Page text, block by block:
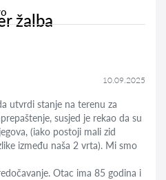
žalba
10.09.2025
utvrdi stanje na terenu za
susjed je rekao da su
(iako postoji mali zid
između naša 2 vrta). Mi smo
Otac ima 85 godina i